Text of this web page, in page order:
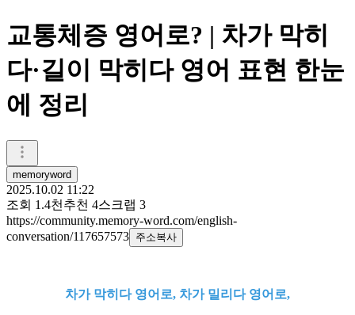
교통체증 영어로? | 차가 막히
다·길이 막히다 영어 표현 한눈
에 정리
memoryword
2025.10.02 11:22
조회 1.4천 추천 4스크랩 3
https://community.memory-word.com/english-
conversation/117657573 주소복사
차가 막히다 영어로, 차가 밀리다 영어로,